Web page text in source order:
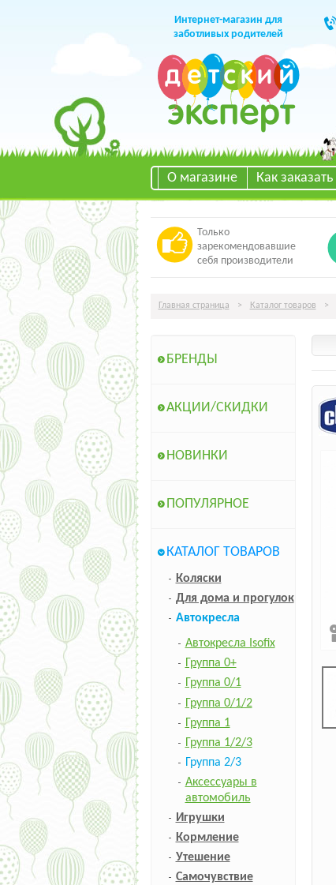
Интернет-магазин для
заботливых родителей
О магазине Как заказать
Только
зарекомендовавшие
себя производители
Главная страница > Каталог товаров >
БРЕНДЫ
АКЦИИ/СКИДКИ
НОВИНКИ
ПОПУЛЯРНОЕ
КАТАЛОГ ТОВАРОВ
Коляски
Для дома и прогулок
Автокресла
Автокресла Isofix
Группа 0+
Группа 0/1
Группа 0/1/2
Группа 1
Группа 1/2/3
Группа 2/3
Аксессуары в
автомобиль
Игрушки
Кормление
Утешение
Самочувствие